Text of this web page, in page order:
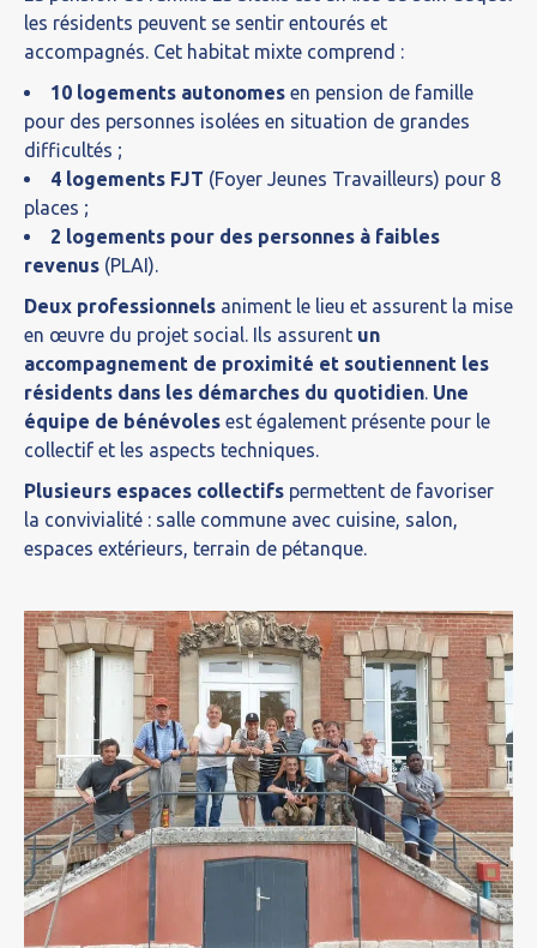
les résidents peuvent se sentir entourés et
accompagnés. Cet habitat mixte comprend :
10 logements autonomes en pension de famille
pour des personnes isolées en situation de grandes
difficultés ;
4 logements FJT (Foyer Jeunes Travailleurs) pour 8
places ;
2 logements pour des personnes à faibles
revenus (PLAI).
Deux professionnels animent le lieu et assurent la mise
en œuvre du projet social. Ils assurent un
accompagnement de proximité et soutiennent les
résidents dans les démarches du quotidien. Une
équipe de bénévoles est également présente pour le
collectif et les aspects techniques.
Plusieurs espaces collectifs permettent de favoriser
la convivialité : salle commune avec cuisine, salon,
espaces extérieurs, terrain de pétanque.